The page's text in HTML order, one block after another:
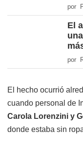
por
El
por
El hecho ocurrió
cuando personal de
Carola Lorenzini y
donde estaba sin